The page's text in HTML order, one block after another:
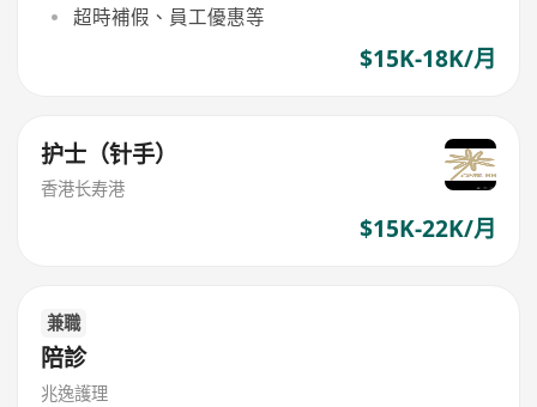
超時補假、員工優惠等
$15K-18K/月
护士（针手）
香港长寿港
$15K-22K/月
兼職
陪診
兆逸護理